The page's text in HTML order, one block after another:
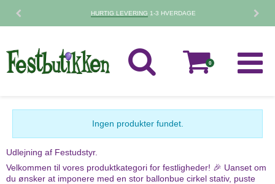
HURTIG LEVERING 1-3 HVERDAGE
0
Ingen produkter fundet.
Udlejning af Festudstyr.
Velkommen til vores produktkategori for festligheder! 🎉 Uanset om
du ønsker at imponere med en stor ballonbue cirkel stativ, puste